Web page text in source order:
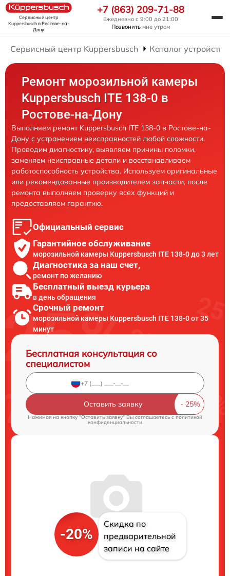
Сервисный центр
Kuppersbuschв Ростове-на-
Дону
+7 (863) 209-71-88
Ежедневно с 9:00 до 21:00
Позвонить мне утром
Сервисный центр Kuppersbusch Каталог устройств
Ремонт морозильной камеры
Kuppersbusch ITE 138-0 в
Ростове-на-Дону
Выполняем ремонт Kuppersbusch ITE 138-0 в Ростове-на-
Дону с устранением неисправностей любой сложности.
Проводим диагностику, выявляем причины поломки,
заменяем неисправные детали и восстанавливаем
работоспособность устройства. Используем оригинальные
или рекомендованные производителем запчасти, после
ремонта выполняем проверку всех функций и
предоставляем гарантию.
Официальный сервис
Гарантийное обслуживание
морозильной камеры Kuppersbusch ITE 138-0 до 3 лет
Диагностика за наш счет,
ремонт по желанию
Бесплатный выезд курьера
в день обращения
Срочный ремонт
морозильной камеры Kuppersbusch ITE 138-0 от 35
минут
Бесплатная консультация со
специалистом
Оставить заявку
Нажимая на кнопку "Оставить заявку" Вы соглашаетесь c политикой
конфиденциальности
-20%
Скидка по
предварительной
записи на сайте